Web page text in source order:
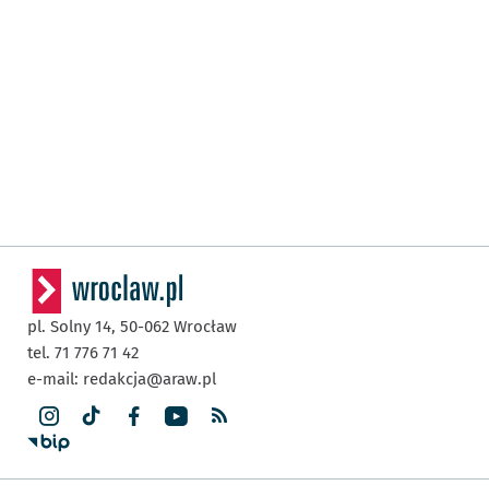
pl. Solny 14, 50-062 Wrocław
tel. 71 776 71 42
e-mail: redakcja@araw.pl